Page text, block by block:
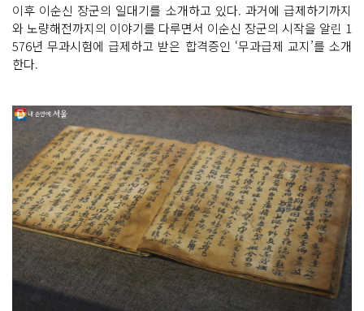
이후 이순신 장군의 일대기를 소개하고 있다. 과거에 급제하기까지
와 노량해전까지의 이야기를 다루면서 이순신 장군의 시작을 알린 1
576년 무과시험에 급제하고 받은 합격증인 ‘무과급제 교지’를 소개
한다.